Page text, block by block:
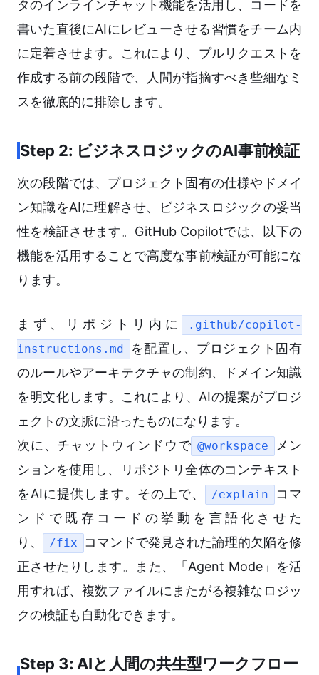
タのインラインチャット機能を活用し、コードを
書いた直後にAIにレビューさせる習慣をチーム内
に定着させます。これにより、プルリクエストを
作成する前の段階で、人間が指摘すべき些細なミ
スを徹底的に排除します。
Step 2: ビジネスロジックのAI事前検証
次の段階では、プロジェクト固有の仕様やドメイ
ン知識をAIに理解させ、ビジネスロジックの妥当
性を検証させます。GitHub Copilotでは、以下の
機能を活用することで高度な事前検証が可能にな
ります。
まず、リポジトリ内に
.github/copilot-
instructions.md
を配置し、プロジェクト固有
のルールやアーキテクチャの制約、ドメイン知識
を明文化します。これにより、AIの提案がプロジ
ェクトの文脈に沿ったものになります。
次に、チャットウィンドウで @workspace
メン
ションを使用し、リポジトリ全体のコンテキスト
をAIに提供します。その上で、
/explain
コマ
ンドで既存コードの挙動を言語化させた
り、
/fix
コマンドで発見された論理的欠陥を修
正させたりします。また、「Agent Mode」を活
用すれば、複数ファイルにまたがる複雑なロジッ
クの検証も自動化できます。
Step 3: AIと人間の共生型ワークフロー